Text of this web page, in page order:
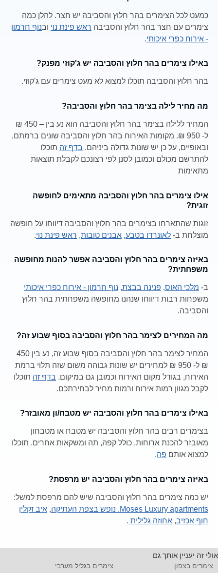
כמעט לכל הצימרים בהר חלוץ והסביבה יש חצר. להלן כמה
צימרים עם חצר בהר חלוץ והסביבה ראש פינת נוי ובנוף חרמון
- אירוח כפרי איכותי.
באילו צימרים בהר חלוץ והסביבה יש ג'קוזי מפנק?
בהר חלוץ והסביבה תוכלו למצוא לא מעט צימרים עם ג'קוזי.
מה מחיר לילה בצימר בהר חלוץ והסביבה?
המחיר ללילה בצימר בהר חלוץ והסביבה הוא נע בין – 450 ₪
ל- 950 ₪. מקומות האירוח בהר חלוץ והסביבה שונים ברמתם,
ובאופיים, על כן יש שונות גדולה ביניהם. בדף זה תוכלו
להתרשם מכולם וכמובן לסנן לפי רצונכם לקבלת תוצאות
מתאימות
אילו צימרים בהר חלוץ והסביבה מתאימים לחופשה
זוגית?
זוגות שהתארחו בצימרים בהר חלוץ והסביבה דיווחו על חופשה
מוצלחת ב- לאונרדו בטבע, אבנים טובות, ראש פינת נוי.
באיזה צימרים בהר חלוץ והסביבה אפשר להנות מחופשה
משפחתית?
ב- מלכי האוס, פנינה בבצת, נוף חרמון - אירוח כפרי איכותי
משפחות רבות דיווחו שנהנו מחופשה משפחתית בהר חלוץ
והסביבה.
מה המחירים לצימר בהר חלוץ והסביבה בסוף שבוע זה?
המחיר לצימר בהר חלוץ והסביבה בסוף שבוע זה, נע בין 450
₪ ל- 950 ₪ למחירים יש שונות גבוהה משום שזה תלוי ברמת
האירוח, בגודל מקום האירוח וכמובן גם במיקום. בדף זה תוכלו
לקבל מגוון רמות אירוח ורמות מחיר לבחירתכם.
באילו צימרים בהר חלוץ והסביבה יש מטבח/ון מאובזר?
בצימרים רבים בהר חלוץ והסביבה יש מטבח או מטבחון
מאובזר להכנת ארוחות, כולל קפה, תה ומשקאות אחרים. תוכלו
למצוא אותם פה.
באיזה צימרים בהר חלוץ והסביבה יש מרפסת?
יש כמה צימרים בהר חלוץ והסביבה שיש להם מרפסת למשל:
Moses Luxury apartments. נופש בצפת העתיקה
, איב זקלין
חוף אכזיב, אחוזה גלילית .
אולי זה יעניין אותך גם
צימרים בצפון צימרים בגליל מערבי